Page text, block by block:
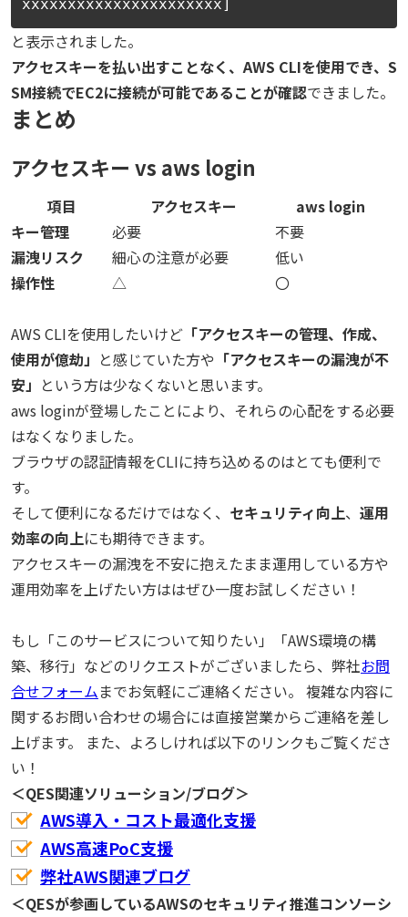
xxxxxxxxxxxxxxxxxxxxxx]
と表示されました。
アクセスキーを払い出すことなく、AWS CLIを使用でき、S
SM接続でEC2に接続が可能であることが確認できました。
まとめ
アクセスキー vs aws login
項目 アクセスキー
aws login
キー管理
必要
不要
漏洩リスク
細心の注意が必要
低い
操作性
△ 〇
AWS CLIを使用したいけど 「アクセスキーの管理、作成、
使用が億劫」 と感じていた方や 「アクセスキーの漏洩が不
安」 という方は少なくないと思います。
aws loginが登場したことにより、それらの心配をする必要
はなくなりました。
ブラウザの認証情報をCLIに持ち込めるのはとても便利で
す。
そして便利になるだけではなく、 セキュリティ向上、 運用
効率の向上にも期待できます。
アクセスキーの漏洩を不安に抱えたまま運用している方や
運用効率を上げたい方ははぜひ一度お試しください！
もし「このサービスについて知りたい」「AWS環境の構
築、移行」などのリクエストがございましたら、弊社お問
合せフォームまでお気軽にご連絡ください。 複雑な内容に
関するお問い合わせの場合には直接営業からご連絡を差し
上げます。 また、よろしければ以下のリンクもご覧くださ
い！
＜QES関連ソリューション/ブログ＞
AWS導入・コスト最適化支援
AWS高速PoC支援
弊社AWS関連ブログ
＜QESが参画しているAWSのセキュリティ推進コンソーシ